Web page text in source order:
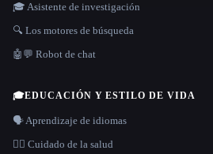
🎓 Asistente de investigación
🔍 Los motores de búsqueda
🤖💬 Robot de chat
🎓EDUCACIÓN Y ESTILO DE VIDA
🗣️ Aprendizaje de idiomas
👩‍⚕️ Cuidado de la salud